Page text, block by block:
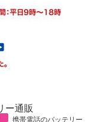
ー通販
携帯電話のバッテリー